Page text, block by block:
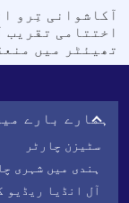
اختتامی تقریب
تھیئٹر میں
ہمارے بارے
سٹیزن چارٹر
ہندی میں شہری
آل انڈیا ریڈیو